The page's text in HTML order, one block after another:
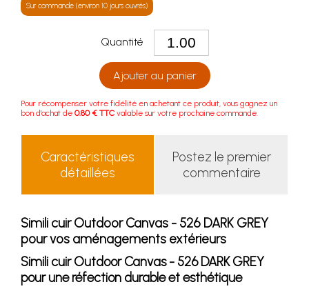
Sur commande (environ 10 jours ouvrés)
Quantité
Ajouter au panier
Pour récompenser votre fidélité en achetant ce produit, vous gagnez un
bon d'achat de 0.80 € TTC valable sur votre prochaine commande.
Caractéristiques
détaillées
Postez le premier
commentaire
Simili cuir Outdoor Canvas - 526 DARK GREY
pour vos aménagements extérieurs
Simili cuir Outdoor Canvas - 526 DARK GREY
pour une réfection durable et esthétique